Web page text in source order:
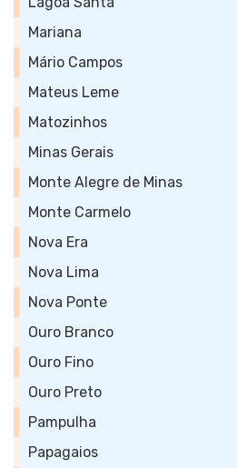
Mariana
Mário Campos
Mateus Leme
Matozinhos
Minas Gerais
Monte Alegre de Minas
Monte Carmelo
Nova Era
Nova Lima
Nova Ponte
Ouro Branco
Ouro Fino
Ouro Preto
Pampulha
Papagaios